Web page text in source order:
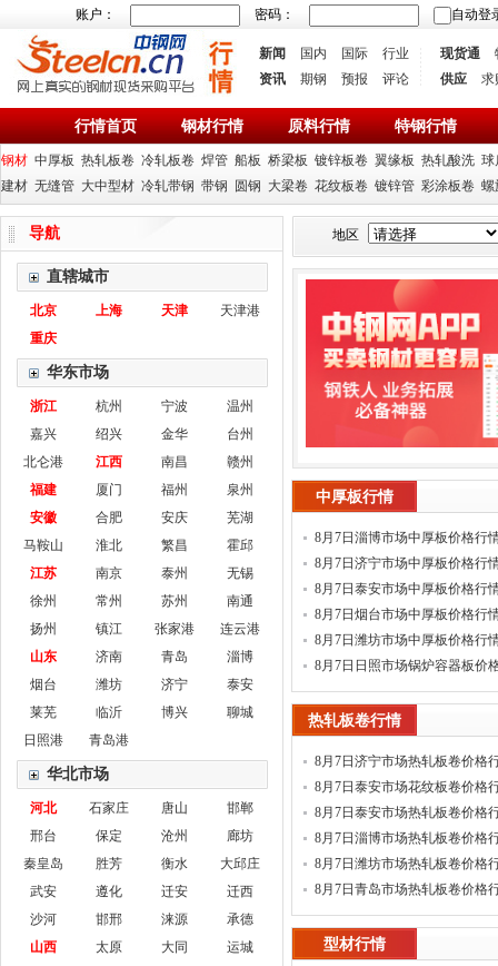
账户： 密码： 自动登
新闻 国内 国际
行业
资讯
期钢 预报 评论
现货通
供应
求
行情首页 钢材行情 原料行情 特钢行情
钢材 中厚板 热轧板卷 冷轧板卷 焊管 船板 桥梁板 镀锌板卷 翼缘板 热轧酸洗 球
建材 无缝管 大中型材 冷轧带钢 带钢 圆钢 大梁卷 花纹板卷 镀锌管 彩涂板卷 螺
导航
直辖城市
北京 上海 天津
天津港
重庆
华东市场
浙江 杭州 宁波
温州
嘉兴
绍兴 金华
台州
北仑港
江西 南昌
赣州
福建
厦门 福州
泉州
安徽
合肥 安庆
芜湖
马鞍山
淮北 繁昌
霍邱
江苏
南京 泰州
无锡
徐州
常州 苏州
南通
扬州
镇江 张家港
连云港
山东
济南 青岛
淄博
烟台
潍坊 济宁
泰安
莱芜
临沂 博兴
聊城
日照港
青岛港
华北市场
河北 石家庄 唐山
邯郸
邢台
保定 沧州
廊坊
秦皇岛
胜芳 衡水
大邱庄
武安
遵化 迁安
迁西
沙河
邯邢 涞源
承德
山西
太原 大同
运城
地区
中厚板行情
8月7日淄博市场中厚板价格行
8月7日济宁市场中厚板价格行
8月7日泰安市场中厚板价格行
8月7日烟台市场中厚板价格行
8月7日潍坊市场中厚板价格行
8月7日日照市场锅炉容器板价
热轧板卷行情
8月7日济宁市场热轧板卷价格
8月7日泰安市场花纹板卷价格
8月7日泰安市场热轧板卷价格
8月7日淄博市场热轧板卷价格
8月7日潍坊市场热轧板卷价格
8月7日青岛市场热轧板卷价格
型材行情